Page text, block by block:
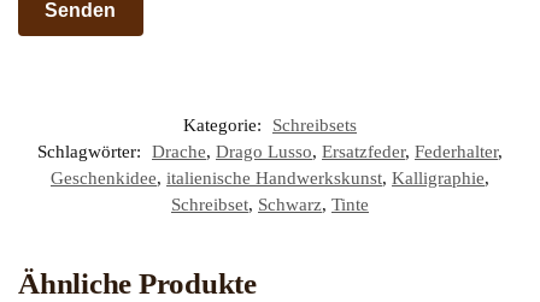
Kategorie:
Schreibsets
Schlagwörter:
Drache, Drago Lusso, Ersatzfeder, Federhalter,
Geschenkidee, italienische Handwerkskunst, Kalligraphie,
Schreibset, Schwarz, Tinte
Ähnliche Produkte